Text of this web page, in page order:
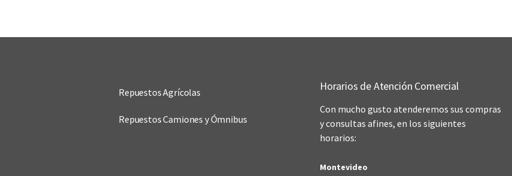
Repuestos Agrícolas
Repuestos Camiones y Ómnibus
Horarios de Atención Comercial
Con mucho gusto atenderemos sus compras
y consultas afines, en los siguientes
horarios:
Montevideo